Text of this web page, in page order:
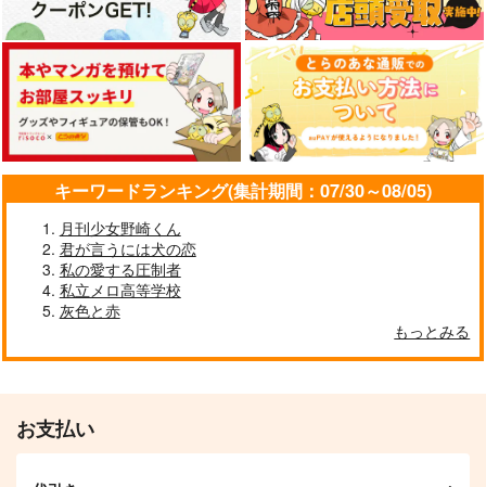
キーワードランキング(集計期間：07/30～08/05)
月刊少女野崎くん
君が言うには犬の恋
私の愛する圧制者
私立メロ高等学校
灰色と赤
もっとみる
お支払い